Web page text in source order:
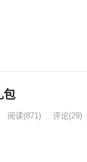
包
阅读(871) 评论(29)